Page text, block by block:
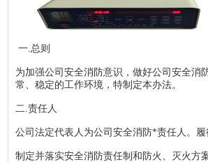
一.总则
为加强公司安全消防意识，做好公司安全消
常、稳定的工作环境，特制定本办法。
二.责任人
公司法定代表人为公司安全消防*责任人。履
制定并落实安全消防责任制和防火、灭火方